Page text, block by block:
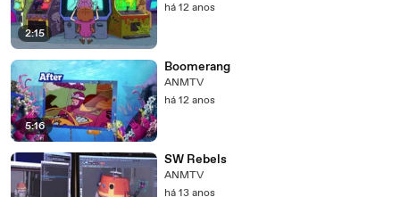
2:15
há 12 anos
5:16
Boomerang
ANMTV
há 12 anos
SW Rebels
ANMTV
há 13 anos